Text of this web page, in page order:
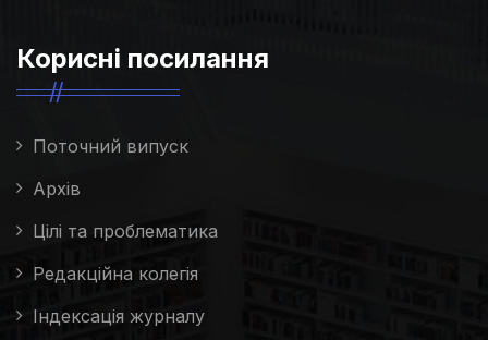
Корисні посилання
Поточний випуск
Архів
Цілі та проблематика
Редакційна колегія
Індексація журналу